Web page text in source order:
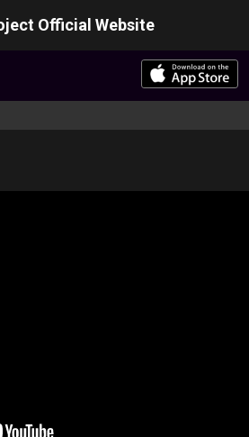
Official Website